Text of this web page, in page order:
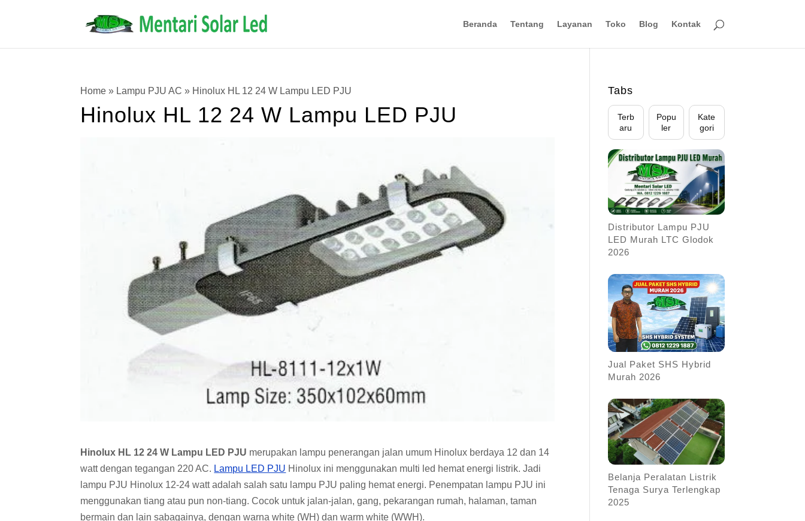
Beranda Tentang Layanan Toko Blog Kontak
Home » Lampu PJU AC » Hinolux HL 12 24 W Lampu LED PJU
Hinolux HL 12 24 W Lampu LED PJU
Hinolux HL 12 24 W Lampu LED PJU merupakan lampu penerangan jalan umum Hinolux berdaya 12 dan 14
watt dengan tegangan 220 AC. Lampu LED PJU Hinolux ini menggunakan multi led hemat energi listrik. Jadi
lampu PJU Hinolux 12-24 watt adalah salah satu lampu PJU paling hemat energi. Penempatan lampu PJU ini
menggunakan tiang atau pun non-tiang. Cocok untuk jalan-jalan, gang, pekarangan rumah, halaman, taman
bermain dan lain sabagainya, dengan warna white (WH) dan warm white (WWH).
Tabs
Terb
aru
Popu
ler
Kate
gori
Distributor Lampu PJU
LED Murah LTC Glodok
2026
Jual Paket SHS Hybrid
Murah 2026
Belanja Peralatan Listrik
Tenaga Surya Terlengkap
2025